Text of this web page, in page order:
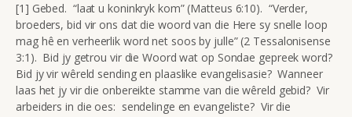
[1] Gebed. “laat u koninkryk kom” (Matteus 6:10). “Verder,
broeders, bid vir ons dat die woord van die Here sy snelle loop
mag hê en verheerlik word net soos by julle” (2 Tessalonisense
3:1). Bid jy getrou vir die Woord wat op Sondae gepreek word?
Bid jy vir wêreld sending en plaaslike evangelisasie? Wanneer
laas het jy vir die onbereikte stamme van die wêreld gebid? Vir
arbeiders in die oes: sendelinge en evangeliste? Vir die